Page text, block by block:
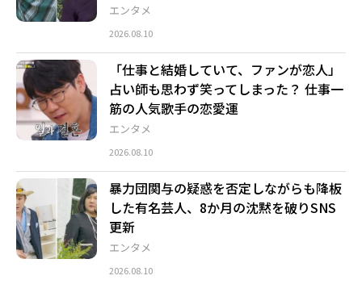
エンタメ
2026.08.10
エンタメ
「仕事と結婚していて、ファンが恋人」
占い師も思わず笑ってしまった？ 仕事一
筋の人気歌手の恋愛運
2026.08.10
エンタメ
暴力団関与の疑惑を否定しながらも降板
した有名芸人、8か月の沈黙を破りSNS
更新
2026.08.10